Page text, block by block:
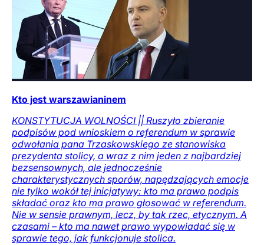
Kto jest warszawianinem
KONSTYTUCJA WOLNOŚCI || Ruszyło zbieranie
podpisów pod wnioskiem o referendum w sprawie
odwołania pana Trzaskowskiego ze stanowiska
prezydenta stolicy, a wraz z nim jeden z najbardziej
bezsensownych, ale jednocześnie
charakterystycznych sporów, napędzających emocje
nie tylko wokół tej inicjatywy: kto ma prawo podpis
składać oraz kto ma prawo głosować w referendum.
Nie w sensie prawnym, lecz, by tak rzec, etycznym. A
czasami – kto ma nawet prawo wypowiadać się w
sprawie tego, jak funkcjonuje stolica.